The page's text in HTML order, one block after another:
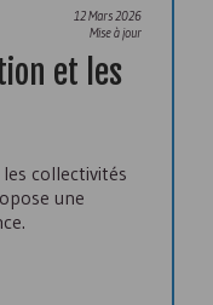
12 Mars 2026
Mise à jour
et les
collectivités
une